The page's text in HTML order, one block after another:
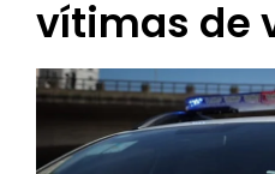
vítimas de